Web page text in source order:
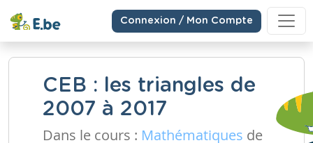
Connexion / Mon Compte
CEB : les triangles de
2007 à 2017
Dans le cours : Mathématiques de